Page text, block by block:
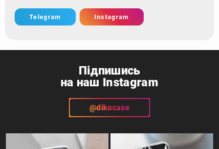
Telegram Instagram
Підпишись
на наш Instagram
@dikocase